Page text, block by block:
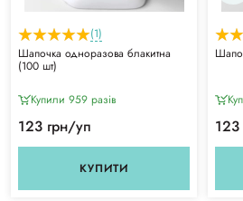
(1)
Шапочка одноразова блакитна
(100 шт)
Купили 959 разiв
123 грн/уп
КУПИТИ